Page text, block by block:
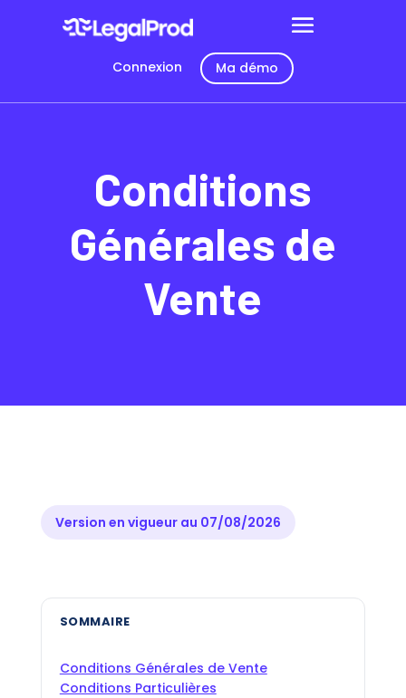
Connexion Ma démo
Conditions
Générales de
Vente
Version en vigueur au 07/08/2026
SOMMAIRE
Conditions Générales de Vente
Conditions Particulières